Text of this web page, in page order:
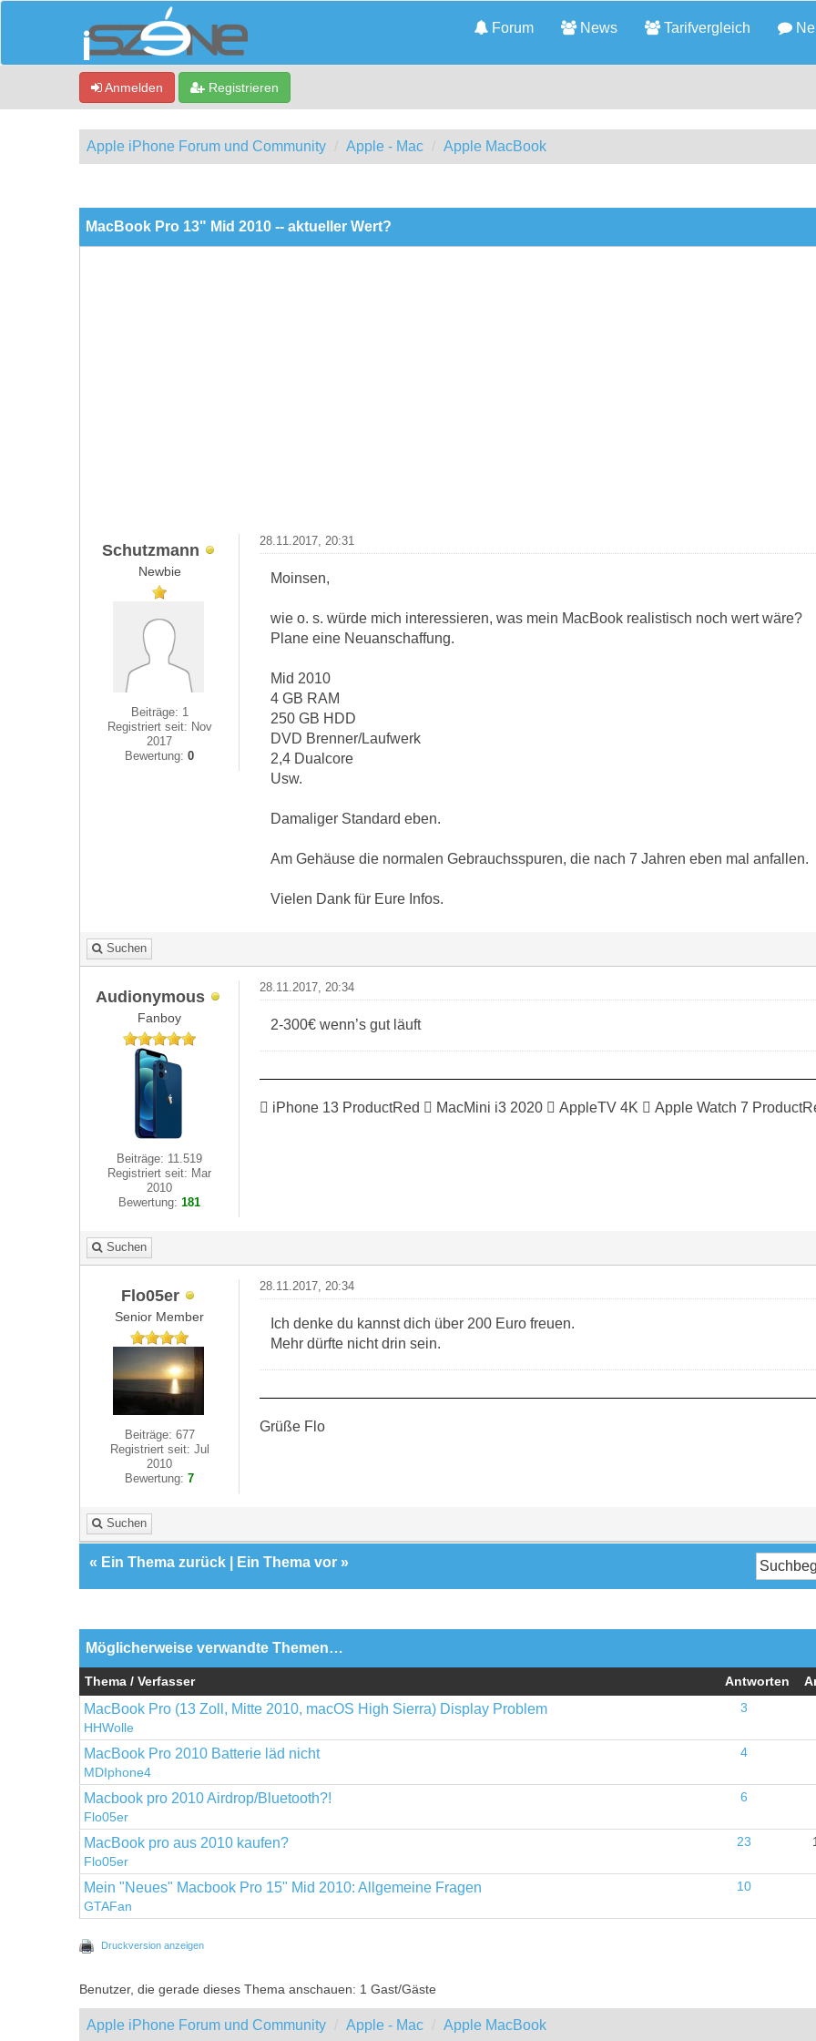
Forum News Tarifvergleich
Anmelden Registrieren
Apple iPhone Forum und Community Apple - Mac Apple MacBook
MacBook Pro 13" Mid 2010 -- aktueller Wert?
Schutzmann
Newbie
Beiträge: 1
Registriert seit: Nov
2017
Bewertung:0
28.11.2017, 20:31
Moinsen,
wie o. s. würde mich interessieren, was mein MacBook realistisch noch wert wäre?
Plane eine Neuanschaffung.
Mid 2010
4 GB RAM
250 GB HDD
DVD Brenner/Laufwerk
2,4 Dualcore
Usw.
Damaliger Standard eben.
Am Gehäuse die normalen Gebrauchsspuren, die nach 7 Jahren eben mal anfallen.
Vielen Dank für Eure Infos.
Suchen
Audionymous
Fanboy
Beiträge: 11.519
Registriert seit: Mar
2010
Bewertung:181
28.11.2017, 20:34
2-300€ wenn’s gut läuft
 iPhone 13 ProductRed  MacMini i3 2020  AppleTV 4K  Apple Watch 7
Suchen
Flo05er
Senior Member
Beiträge: 677
Registriert seit: Jul
2010
Bewertung:7
28.11.2017, 20:34
Ich denke du kannst dich über 200 Euro freuen.
Mehr dürfte nicht drin sein.
Grüße Flo
Suchen
« Ein Thema zurück Ein Thema vor »
Möglicherweise verwandte Themen…
Thema / Verfasser Antworten
MacBook Pro (13 Zoll, Mitte 2010, macOS High Sierra) Display Problem
HHWolle
3
MacBook Pro 2010 Batterie läd nicht
MDIphone4
4
Macbook pro 2010 Airdrop/Bluetooth?!
Flo05er
6
MacBook pro aus 2010 kaufen?
Flo05er
23
Mein "Neues" Macbook Pro 15" Mid 2010: Allgemeine Fragen
GTAFan
10
Druckversion anzeigen
Benutzer, die gerade dieses Thema anschauen: 1 Gast/Gäste
Apple iPhone Forum und Community Apple - Mac Apple MacBook